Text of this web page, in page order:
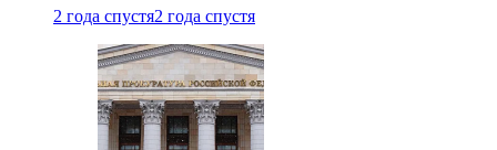
2 года спустя2 года спустя